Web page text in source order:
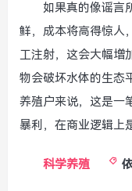
如果真的像谣言
鲜，成本将高得惊人
工注射，这会大幅增
物会破坏水体的生态
养殖户来说，这是一
暴利，在商业逻辑上
科学养殖